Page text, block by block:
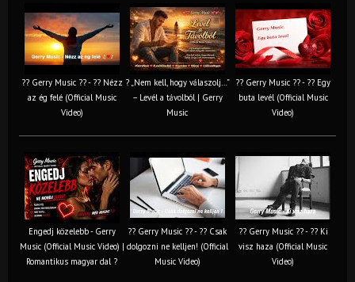
?? Gerry Music ?? - ?? Nézz
az ég felé (Official Music
Video)
? „Nem kell, hogy válaszolj…”
– Levél a távolból | Gerry
Music
?? Gerry Music ?? - ?? Egy
buta levél (Official Music
Video)
Engedj közelebb - Gerry
Music (Official Music Video) |
Romantikus magyar dal ?
?? Gerry Music ?? - ?? Csak
dolgozni ne kelljen! (Official
Music Video)
?? Gerry Music ?? - ?? Ki
visz haza (Official Music
Video)